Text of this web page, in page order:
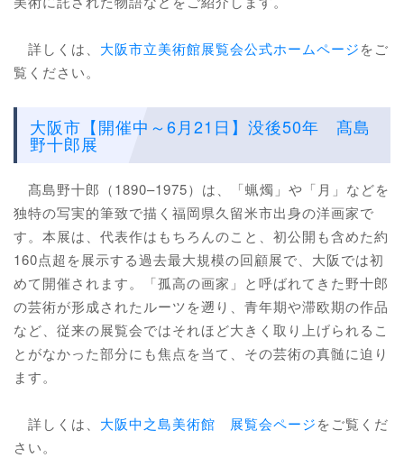
詳しくは、 大阪市立美術館展覧会公式ホームページをご
覧ください。
大阪市【開催中～6月21日】没後50年 髙島
野十郎展
髙島野十郎（1890–1975）は、「蝋燭」や「月」などを
独特の写実的筆致で描く福岡県久留米市出身の洋画家で
す。本展は、代表作はもちろんのこと、初公開も含めた約
160点超を展示する過去最大規模の回顧展で、大阪では初
めて開催されます。「孤高の画家」と呼ばれてきた野十郎
の芸術が形成されたルーツを遡り、青年期や滞欧期の作品
など、従来の展覧会ではそれほど大きく取り上げられるこ
とがなかった部分にも焦点を当て、その芸術の真髄に迫り
ます。
詳しくは、 大阪中之島美術館 展覧会ページをご覧くだ
さい。